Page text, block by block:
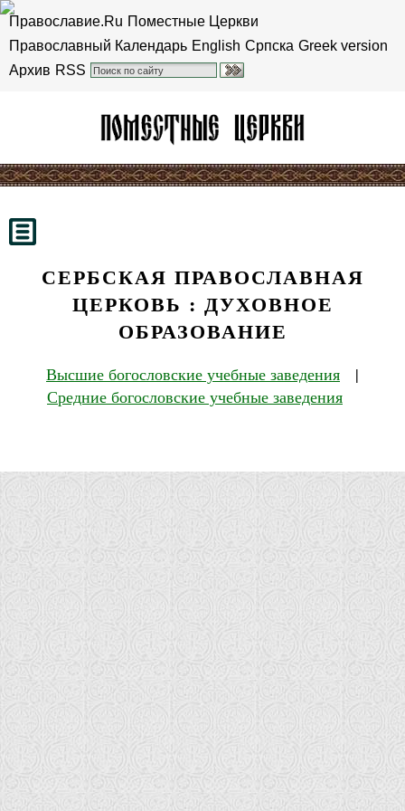
Православие.Ru Поместные Церкви
Православный Календарь English Српска Greek version
Архив RSS
СЕРБСКАЯ ПРАВОСЛАВНАЯ
ЦЕРКОВЬ : ДУХОВНОЕ
ОБРАЗОВАНИЕ
Высшие богословские учебные заведения |
Средние богословские учебные заведения